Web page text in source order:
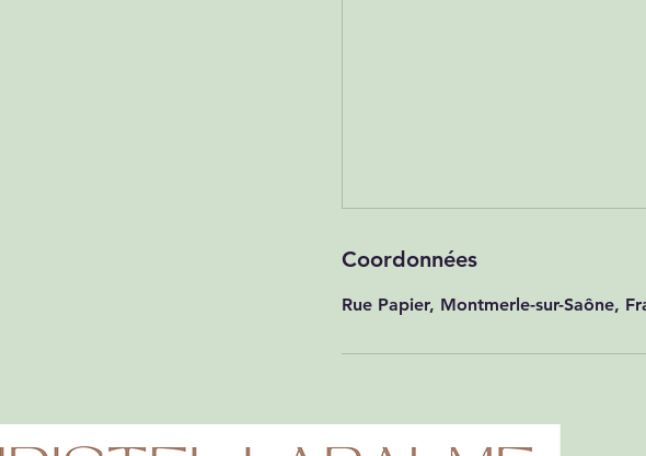
Coordonnées
Rue Papier, Montmerle-sur-Saône,